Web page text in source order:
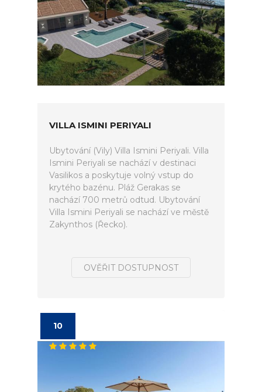
VILLA ISMINI PERIYALI
Ubytování (Vily) Villa Ismini Periyali. Villa
Ismini Periyali se nachází v destinaci
Vasilikos a poskytuje volný vstup do
krytého bazénu. Pláž Gerakas se
nachází 700 metrů odtud. Ubytování
Villa Ismini Periyali se nachází ve městě
Zakynthos (Řecko).
OVĚŘIT DOSTUPNOST
10